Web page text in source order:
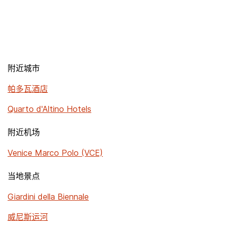
附近城市
帕多瓦酒店
Quarto d'Altino Hotels
附近机场
Venice Marco Polo (VCE)
当地景点
Giardini della Biennale
威尼斯运河